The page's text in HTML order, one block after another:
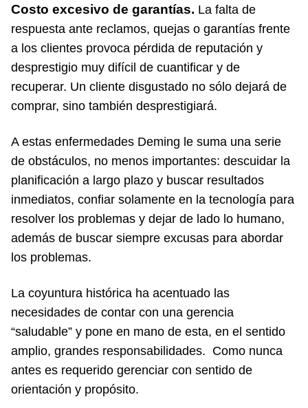
Costo excesivo de garantías. La falta de
respuesta ante reclamos, quejas o garantías frente
a los clientes provoca pérdida de reputación y
desprestigio muy difícil de cuantificar y de
recuperar. Un cliente disgustado no sólo dejará de
comprar, sino también desprestigiará.
A estas enfermedades Deming le suma una serie
de obstáculos, no menos importantes: descuidar la
planificación a largo plazo y buscar resultados
inmediatos, confiar solamente en la tecnología para
resolver los problemas y dejar de lado lo humano,
además de buscar siempre excusas para abordar
los problemas.
La coyuntura histórica ha acentuado las
necesidades de contar con una gerencia
“saludable” y pone en mano de esta, en el sentido
amplio, grandes responsabilidades. Como nunca
antes es requerido gerenciar con sentido de
orientación y propósito.